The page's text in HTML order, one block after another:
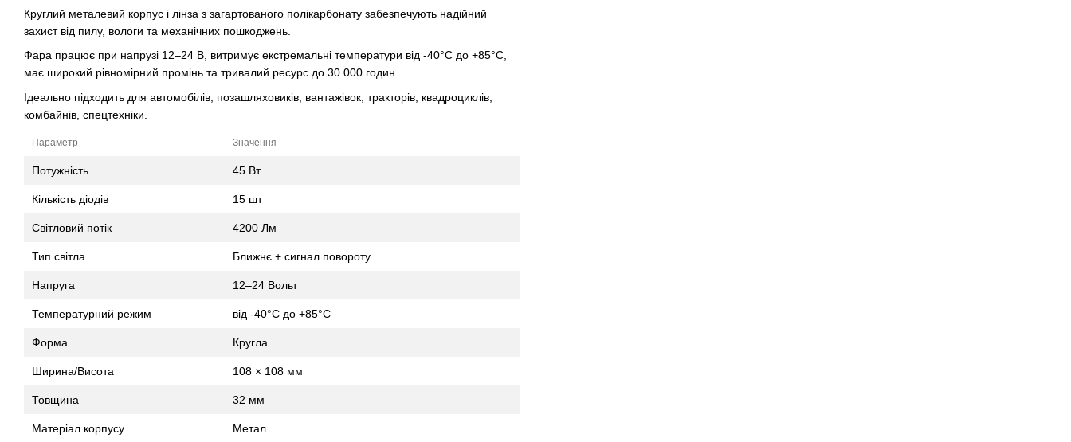
Круглий металевий корпус і лінза з загартованого полікарбонату забезпечують надійний
захист від пилу, вологи та механічних пошкоджень.
Фара працює при напрузі 12–24 В, витримує екстремальні температури від -40°C до +85°C,
має широкий рівномірний промінь та тривалий ресурс до 30 000 годин.
Ідеально підходить для автомобілів, позашляховиків, вантажівок, тракторів, квадроциклів,
комбайнів, спецтехніки.
Параметр Значення
Потужність 45 Вт
Кількість діодів 15 шт
Світловий потік 4200 Лм
Тип світла Ближнє + сигнал повороту
Напруга 12–24 Вольт
Температурний режим від -40°C до +85°C
Форма Кругла
Ширина/Висота 108 × 108 мм
Товщина 32 мм
Матеріал корпусу Метал